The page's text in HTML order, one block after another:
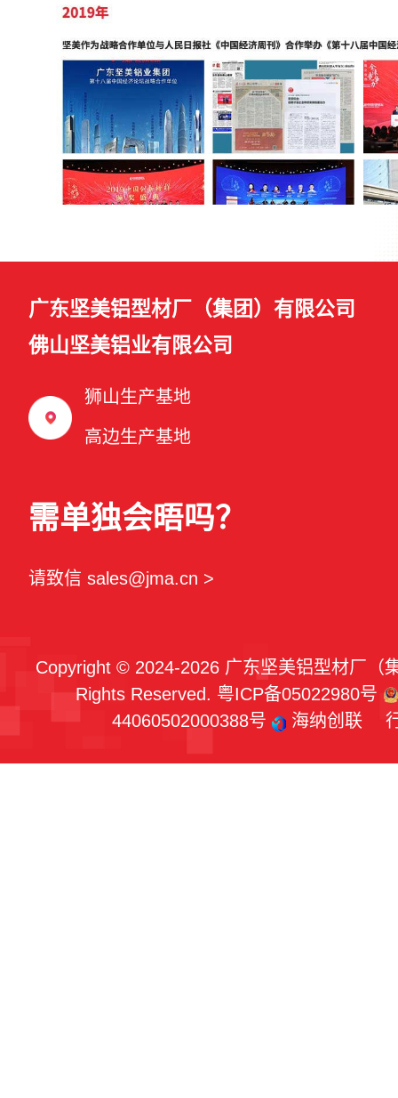
2009-2010
广东坚美铝型材厂（集团）有限公司
佛山坚美铝业有限公司
狮山生产基地
高边生产基地
需单独会晤吗？
请致信 sales@jma.cn >
Copyright © 2024-2026 广东坚美铝型材厂（
Rights Reserved. 粤ICP备05022980号
44060502000388号
海纳创联